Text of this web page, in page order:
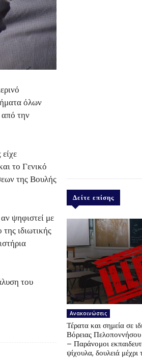
όλων
από την
το Γενικό
της Βουλής
ψηφιστεί με
ιδιωτικής
του
Δείτε επίσης
Ανακοινώσεις
Τέρατα και σημεία σε
Βόρειας
– Παράνομοι
ψίχουλα, δουλειά